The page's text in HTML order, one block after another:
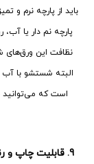
باید از پارچه نرم و
پارچه نم دار یا
نظافت این
البته شستشو با
است که می‌توانید
9. قابلیت چاپ و